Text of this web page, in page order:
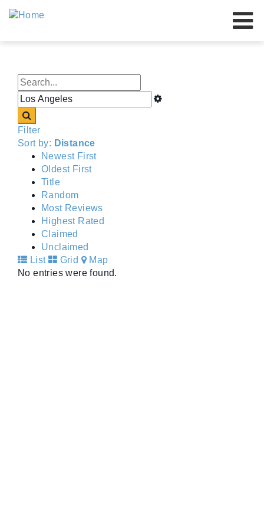
Nos marques Nos avantages
Événements Contactez-nous
Filter
Sort by: Distance
Newest First
Oldest First
Title
Random
Most Reviews
Highest Rated
Claimed
Unclaimed
List
Grid
Map
No entries were found.